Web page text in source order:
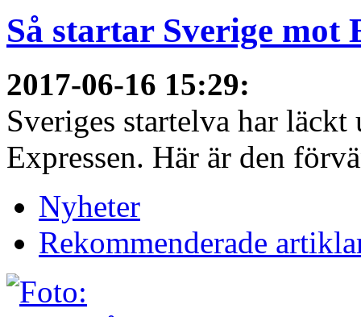
Så startar Sverige mot
2017-06-16 15:29:
Sveriges startelva har
Expressen. Här är den
Nyheter
Rekommenderade